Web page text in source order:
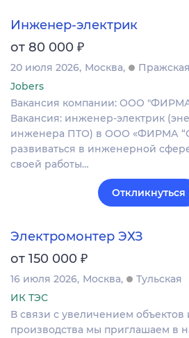
Инженер-электрик
от 80 000 ₽
20 июля 2026 Москва
Пражская
Jobers
Вакансия компании: ООО
Вакансия: инженер‑электрик
инженера ПТО) в ООО «ФИРМА
развиваться в инженерной
своей работы…
Откликнуться
Электромонтер ЭХЗ
от 150 000 ₽
16 июля 2026 Москва
Тульская
ИК ТЭС
В связи с увеличением
производства мы приглашаем в